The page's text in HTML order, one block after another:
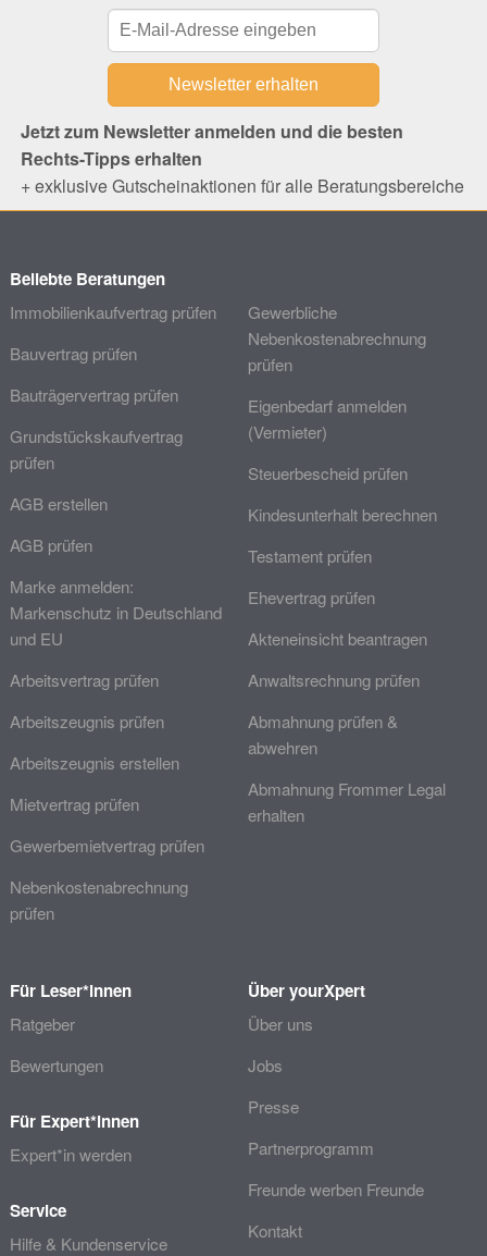
Jetzt zum Newsletter anmelden und die besten
Rechts-Tipps erhalten
+ exklusive Gutscheinaktionen für alle Beratungsbereiche
Beliebte Beratungen
Immobilienkaufvertrag prüfen
Bauvertrag prüfen
Bauträgervertrag prüfen
Grundstückskaufvertrag
prüfen
AGB erstellen
AGB prüfen
Marke anmelden:
Markenschutz in Deutschland
und EU
Arbeitsvertrag prüfen
Arbeitszeugnis prüfen
Arbeitszeugnis erstellen
Mietvertrag prüfen
Gewerbemietvertrag prüfen
Nebenkostenabrechnung
prüfen
Gewerbliche
Nebenkostenabrechnung
prüfen
Eigenbedarf anmelden
(Vermieter)
Steuerbescheid prüfen
Kindesunterhalt berechnen
Testament prüfen
Ehevertrag prüfen
Akteneinsicht beantragen
Anwaltsrechnung prüfen
Abmahnung prüfen &
abwehren
Abmahnung Frommer Legal
erhalten
Für Leser*innen
Ratgeber
Bewertungen
Für Expert*innen
Expert*in werden
Service
Hilfe & Kundenservice
Über yourXpert
Über uns
Jobs
Presse
Partnerprogramm
Freunde werben Freunde
Kontakt